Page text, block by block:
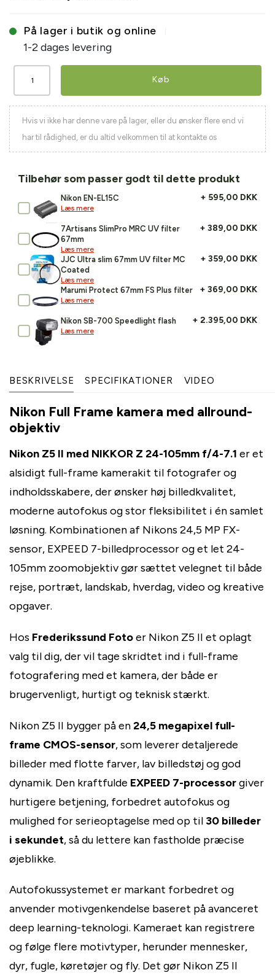
På lager i butik og online
1-2 dages levering
Køb
Hvis vi ikke har denne vare på lager, eller du ønsker flere end vi
har til rådighed, er du altid velkommen til at kontakte os
Tilbehør som passer godt til dette produkt
Nikon EN-EL15C
Læs mere
+ 595,00 DKK
7Artisans SlimPro MRC UV filter
67mm
Læs mere
+ 389,00 DKK
JJC Ultra slim 67mm UV filter MC
Coated
Læs mere
+ 359,00 DKK
Marumi Protect 67mm FS Plus filter
Læs mere
+ 369,00 DKK
Nikon SB-700 Speedlight flash
Læs mere
+ 2.395,00 DKK
BESKRIVELSE SPECIFIKATIONER VIDEO
Nikon Full Frame kamera med allround-
objektiv
Nikon Z5 II med NIKKOR Z 24-105mm f/4-7.1 er et
alsidigt full-frame kamerakit til fotografer og
indholdsskabere, der ønsker høj billedkvalitet,
moderne autofokus og stor fleksibilitet i én samlet
løsning. Kombinationen af Nikons 24,5 MP FX-
sensor, EXPEED 7-billedprocessor og et let 24-
105mm zoomobjektiv gør sættet velegnet til både
rejse, portræt, landskab, hverdag, video og kreative
opgaver.
Hos Frederikssund Fotoer Nikon Z5 II et oplagt
valg til dig, der vil tage skridtet ind i full-frame
fotografering med et kamera, der både er
brugervenligt, hurtigt og teknisk stærkt.
Nikon Z5 II bygger på en24,5 megapixel full-
frame CMOS-sensor, som leverer detaljerede
billeder med flotte farver, lav billedstøj og god
dynamik. Den kraftfulde EXPEED 7-processorgiver
hurtigere betjening, forbedret autofokus og
mulighed for serieoptagelse med op til 30 billeder
i sekundet, så du lettere kan fastholde præcise
øjeblikke.
Autofokussystemet er markant forbedret og
anvender motivgenkendelse baseret på avanceret
deep learning-teknologi. Kameraet kan registrere
og følge flere motivtyper, herunder mennesker,
dyr, fugle, køretøjer og fly. Det gør Nikon Z5 II